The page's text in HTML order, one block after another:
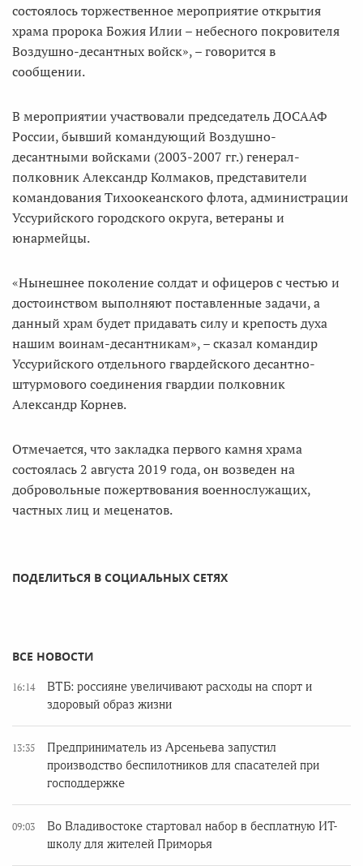
состоялось торжественное мероприятие открытия
храма пророка Божия Илии – небесного покровителя
Воздушно-десантных войск», – говорится в
сообщении.
В мероприятии участвовали председатель ДОСААФ
России, бывший командующий Воздушно-
десантными войсками (2003-2007 гг.) генерал-
полковник Александр Колмаков, представители
командования Тихоокеанского флота, администрации
Уссурийского городского округа, ветераны и
юнармейцы.
«Нынешнее поколение солдат и офицеров с честью и
достоинством выполняют поставленные задачи, а
данный храм будет придавать силу и крепость духа
нашим воинам-десантникам», – сказал командир
Уссурийского отдельного гвардейского десантно-
штурмового соединения гвардии полковник
Александр Корнев.
Отмечается, что закладка первого камня храма
состоялась 2 августа 2019 года, он возведен на
добровольные пожертвования военнослужащих,
частных лиц и меценатов.
ПОДЕЛИТЬСЯ В СОЦИАЛЬНЫХ СЕТЯХ
ВСЕ НОВОСТИ
16:14
ВТБ: россияне увеличивают расходы на спорт и
здоровый образ жизни
13:35
Предприниматель из Арсеньева запустил
производство беспилотников для спасателей при
господдержке
09:03
Во Владивостоке стартовал набор в бесплатную ИТ-
школу для жителей Приморья